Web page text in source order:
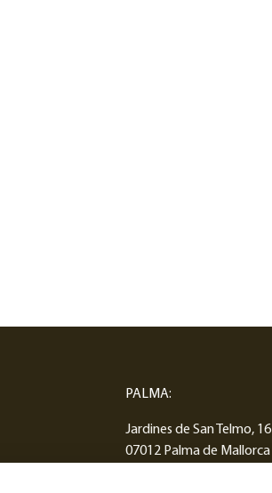
PALMA:
Jardines de San Telmo, 16
07012 Palma de Mallorca